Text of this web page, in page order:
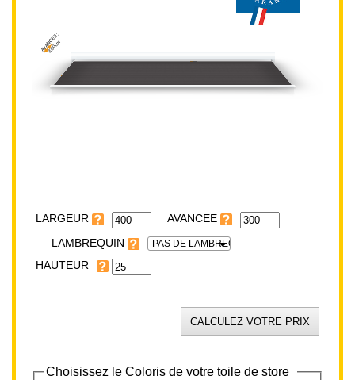
AVANCEE:
300cm
LARGEUR
LAMBREQUIN
PAS DE LAMBREQUIN
HAUTEUR
Choisissez le Coloris de votre toile de store